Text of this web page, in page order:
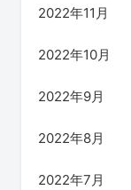
2022年11月
2022年10月
2022年9月
2022年8月
2022年7月